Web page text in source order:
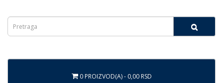
0 PROIZVOD(A) - 0,00 RSD